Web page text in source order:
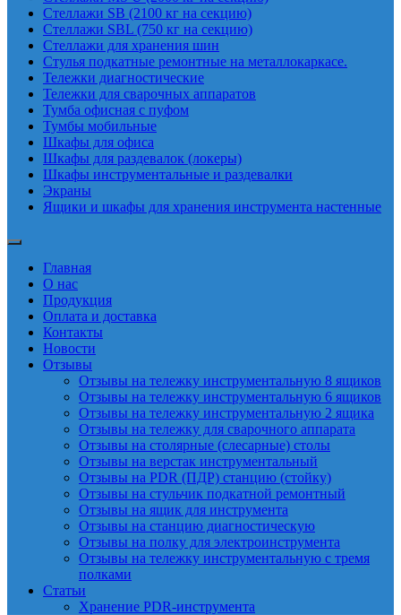
Стеллажи SB (2100 кг на секцию)
Стеллажи SBL (750 кг на секцию)
Стеллажи для хранения шин
Стулья подкатные ремонтные на металлокаркасе.
Тележки диагностические
Тележки для сварочных аппаратов
Тумба офисная с пуфом
Тумбы мобильные
Шкафы для офиса
Шкафы для раздевалок (локеры)
Шкафы инструментальные и раздевалки
Экраны
Ящики и шкафы для хранения инструмента настенные
Главная
О нас
Продукция
Оплата и доставка
Контакты
Новости
Отзывы
Отзывы на тележку инструментальную 8 ящиков
Отзывы на тележку инструментальную 6 ящиков
Отзывы на тележку инструментальную 2 ящика
Отзывы на тележку для сварочного аппарата
Отзывы на столярные (слесарные) столы
Отзывы на верстак инструментальный
Отзывы на PDR (ПДР) станцию (стойку)
Отзывы на стульчик подкатной ремонтный
Отзывы на ящик для инструмента
Отзывы на станцию диагностическую
Отзывы на полку для электроинструмента
Отзывы на тележку инструментальную с тремя
полками
Статьи
Хранение PDR-инструмента